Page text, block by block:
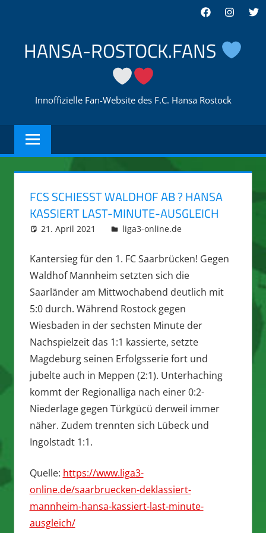
springen
Facebook
HANSA-ROSTOCK.FANS
Innoffizielle Fan-Website des F.C. Hansa Rostock
FCS SCHIESST WALDHOF AB ? HANSA K
ASSIERT LAST-MINUTE-AUSGLEICH
21. April 2021 integromat
liga3-online.de
Kantersieg für den 1. FC Saarbrücken! Gegen
Waldhof Mannheim setzten sich die
Saarländer am Mittwochabend deutlich mit
5:0 durch. Während Rostock gegen
Wiesbaden in der sechsten Minute der
Nachspielzeit das 1:1 kassierte, setzte
Magdeburg seinen Erfolgsserie fort und
jubelte auch in Meppen (2:1). Unterhaching
kommt der Regionalliga nach einer 0:2-
Niederlage gegen Türkgücü derweil immer
näher. Zudem trennten sich Lübeck und
Ingolstadt 1:1.
Quelle: https://www.liga3-
online.de/saarbruecken-deklassiert-
mannheim-hansa-kassiert-last-minute-
ausgleich/